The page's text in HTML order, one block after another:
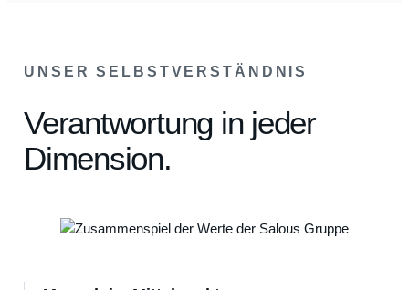
UNSER SELBSTVERSTÄNDNIS
Verantwortung in jeder
Dimension.